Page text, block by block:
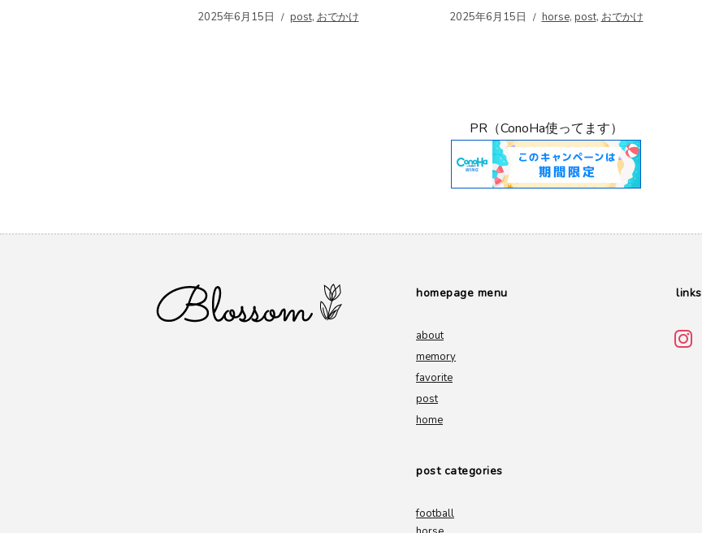
2025年6月15日 post, おでかけ 2025年6月15日 horse, post, おでかけ
PR（ConoHa使ってます）
homepage menu
about
memory
favorite
post
home
post categories
football
links